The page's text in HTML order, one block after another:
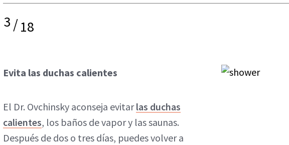
3/18
Evita las duchas calientes
El Dr. Ovchinsky aconseja evitarlas duchas
calientes, los baños de vapor y las saunas.
Después de dos o tres días, puedes volver a